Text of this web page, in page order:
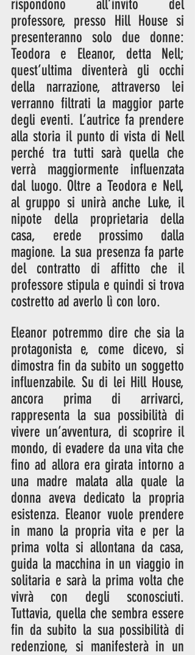
rispondono all’invito del
professore, presso Hill House si
presenteranno solo due donne:
Teodora e Eleanor, detta Nell;
quest’ultima diventerà gli occhi
della narrazione, attraverso lei
verranno filtrati la maggior parte
degli eventi. L’autrice fa prendere
alla storia il punto di vista di Nell
perché tra tutti sarà quella che
verrà maggiormente influenzata
dal luogo. Oltre a Teodora e Nell,
al gruppo si unirà anche Luke, il
nipote della proprietaria della
casa, erede prossimo dalla
magione. La sua presenza fa parte
del contratto di affitto che il
professore stipula e quindi si trova
costretto ad averlo lì con loro.
Eleanor potremmo dire che sia la
protagonista e, come dicevo, si
dimostra fin da subito un soggetto
influenzabile. Su di lei Hill House,
ancora prima di arrivarci,
rappresenta la sua possibilità di
vivere un’avventura, di scoprire il
mondo, di evadere da una vita che
fino ad allora era girata intorno a
una madre malata alla quale la
donna aveva dedicato la propria
esistenza. Eleanor vuole prendere
in mano la propria vita e per la
prima volta si allontana da casa,
guida la macchina in un viaggio in
solitaria e sarà la prima volta che
vivrà con degli sconosciuti.
Tuttavia, quella che sembra essere
fin da subito la sua possibilità di
redenzione, si manifesterà in un